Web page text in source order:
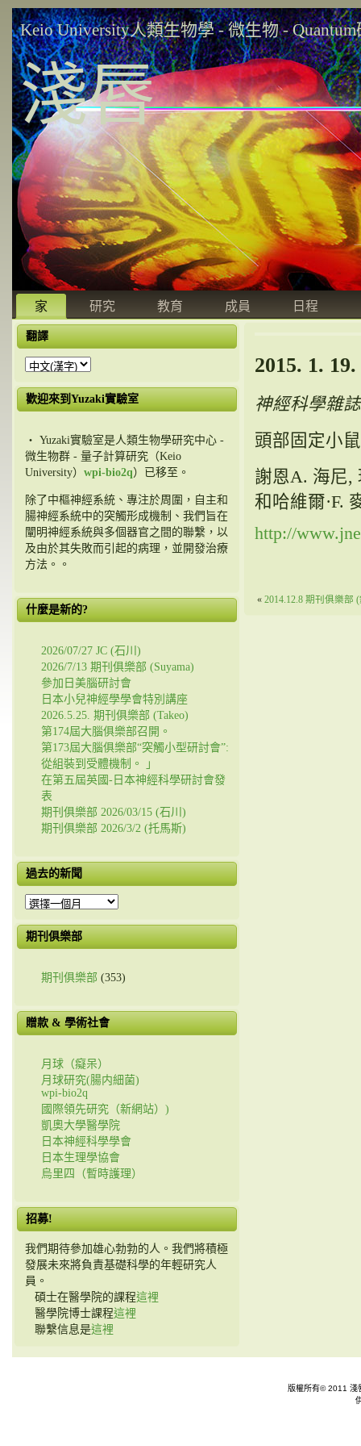
Keio University人類生物學 - 微生物 -
淺唇
家 研究 教育 成員 日程
翻譯
歡迎來到Yuzaki實驗室
・ Yuzaki實驗室是人類生物學研究中心 -
微生物群 - 量子計算研究（Keio
University） wpi-bio2q）已移至。
除了中樞神經系統、專注於周圍，自主和
腸神經系統中的突觸形成機制、我們旨在
闡明神經系統與多個器官之間的聯繫，以
及由於其失敗而引起的病理，並開發治療
方法。。
什麼是新的?
2026/07/27 JC (石川)
2026/7/13 期刊俱樂部 (Suyama)
參加日美腦研討會
日本小兒神經學學會特別講座
2026.5.25. 期刊俱樂部 (Takeo)
第174屆大腦俱樂部召開。
第173屆大腦俱樂部“突觸小型研討會”:
從組裝到受體機制。 」
在第五屆英國-日本神經科學研討會發
表
期刊俱樂部 2026/03/15 (石川)
期刊俱樂部 2026/3/2 (托馬斯)
過去的新聞
過
的
新
期刊俱樂部
期刊俱樂部 (353)
贈款 & 學術社會
月球（癡呆）
月球研究(腸内細菌)
wpi-bio2q
國際領先研究（新網站）)
凱奧大學醫學院
日本神經科學學會
日本生理學協會
烏里四（暫時護理）
招募!
我們期待參加雄心勃勃的人。我們將積極
發展未來將負責基礎科學的年輕研究人
員。
碩士在醫學院的課程這裡
醫學院博士課程這裡
聯繫信息是這裡
2015. 1.
神經科學雜誌
頭部固定小
謝恩A. 海尼,
和哈維爾·F.
http://
« 2014.12.8 期刊俱樂部
版權所有© 2011 淺